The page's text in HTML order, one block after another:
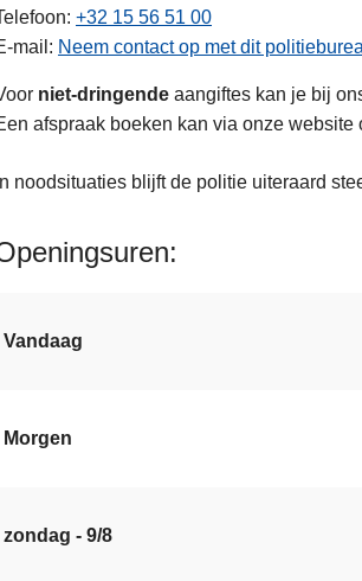
+32 15 56 51 00
mail
Neem contact op met dit
niet-dringende aangiftes kan je bij
afspraak boeken kan via onze
In noodsituaties blijft de politie uiteraard
Vandaag
Morgen
zondag - 9/8